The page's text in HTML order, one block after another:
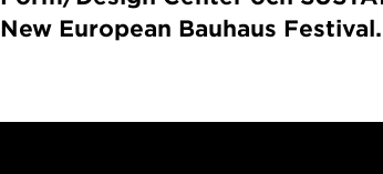
New European Bauhaus Festival.